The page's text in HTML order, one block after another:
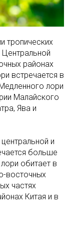
тропических
районах
встречается в
лори
Малайского
Ява и
и
больше
обитает в
восточных
частях
Китая и в